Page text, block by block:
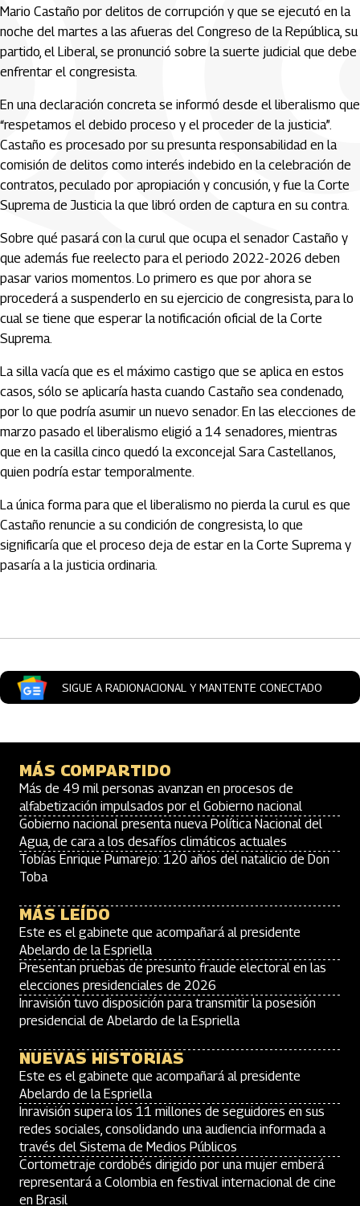
Mario Castaño por delitos de corrupción y que se ejecutó en la
noche del martes a las afueras del Congreso de la República, su
partido, el Liberal, se pronunció sobre la suerte judicial que debe
enfrentar el congresista.
En una declaración concreta se informó desde el liberalismo que
“respetamos el debido proceso y el proceder de la justicia”.
Castaño es procesado por su presunta responsabilidad en la
comisión de delitos como interés indebido en la celebración de
contratos, peculado por apropiación y concusión, y fue la Corte
Suprema de Justicia la que libró orden de captura en su contra.
Sobre qué pasará con la curul que ocupa el senador Castaño y
que además fue reelecto para el periodo 2022-2026 deben
pasar varios momentos. Lo primero es que por ahora se
procederá a suspenderlo en su ejercicio de congresista, para lo
cual se tiene que esperar la notificación oficial de la Corte
Suprema.
La silla vacía que es el máximo castigo que se aplica en estos
casos, sólo se aplicaría hasta cuando Castaño sea condenado,
por lo que podría asumir un nuevo senador. En las elecciones de
marzo pasado el liberalismo eligió a 14 senadores, mientras
que en la casilla cinco quedó la exconcejal Sara Castellanos,
quien podría estar temporalmente.
La única forma para que el liberalismo no pierda la curul es que
Castaño renuncie a su condición de congresista, lo que
significaría que el proceso deja de estar en la Corte Suprema y
pasaría a la justicia ordinaria.
SIGUE A RADIONACIONAL Y MANTENTE CONECTADO
MÁS COMPARTIDO
Más de 49 mil personas avanzan en procesos de
alfabetización impulsados por el Gobierno nacional
Gobierno nacional presenta nueva Política Nacional del
Agua, de cara a los desafíos climáticos actuales
Tobías Enrique Pumarejo: 120 años del natalicio de Don
Toba
MÁS LEÍDO
Este es el gabinete que acompañará al presidente
Abelardo de la Espriella
Presentan pruebas de presunto fraude electoral en las
elecciones presidenciales de 2026
Inravisión tuvo disposición para transmitir la posesión
presidencial de Abelardo de la Espriella
NUEVAS HISTORIAS
Este es el gabinete que acompañará al presidente
Abelardo de la Espriella
Inravisión supera los 11 millones de seguidores en sus
redes sociales, consolidando una audiencia informada a
través del Sistema de Medios Públicos
Cortometraje cordobés dirigido por una mujer emberá
representará a Colombia en festival internacional de cine
en Brasil